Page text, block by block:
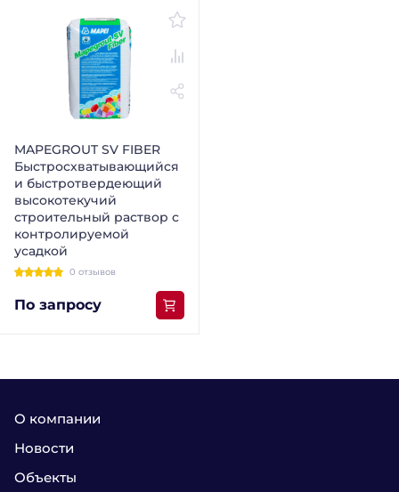
MAPEGROUT SV FIBER
Быстросхватывающийся
и быстротвердеющий
высокотекучий
строительный раствор с
контролируемой
усадкой
0 отзывов
По запросу
О компании
Новости
Объекты